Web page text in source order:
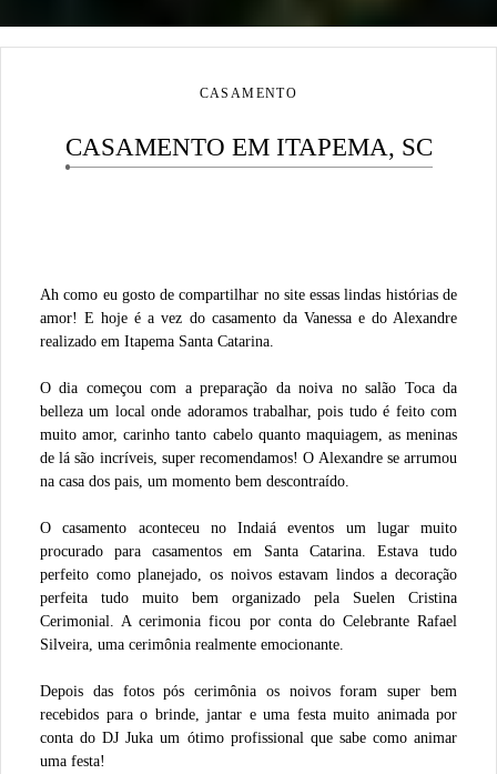
CASAMENTO
CASAMENTO EM ITAPEMA, SC
Ah como eu gosto de compartilhar no site essas lindas histórias de
amor! E hoje é a vez do casamento da Vanessa e do Alexandre
realizado em Itapema Santa Catarina.
O dia começou com a preparação da noiva no salão Toca da
belleza um local onde adoramos trabalhar, pois tudo é feito com
muito amor, carinho tanto cabelo quanto maquiagem, as meninas
de lá são incríveis, super recomendamos! O Alexandre se arrumou
na casa dos pais, um momento bem descontraído.
O casamento aconteceu no Indaiá eventos um lugar muito
procurado para casamentos em Santa Catarina. Estava tudo
perfeito como planejado, os noivos estavam lindos a decoração
perfeita tudo muito bem organizado pela Suelen Cristina
Cerimonial. A cerimonia ficou por conta do Celebrante Rafael
Silveira, uma cerimônia realmente emocionante.
Depois das fotos pós cerimônia os noivos foram super bem
recebidos para o brinde, jantar e uma festa muito animada por
conta do DJ Juka um ótimo profissional que sabe como animar
uma festa!